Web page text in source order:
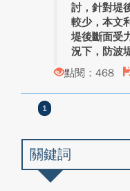
討，針對堤
較少，本文
堤後斷面受
況下，防波
點閱：468
1
關鍵詞